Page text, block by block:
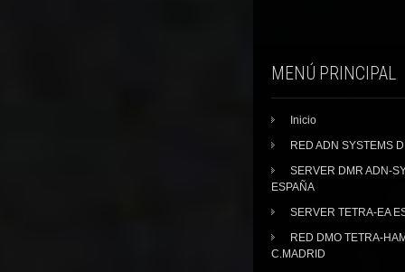
MENÚ PRINCIPAL
Inicio
RED ADN SYSTEMS
SERVER DMR ADN-
ESPAÑA
SERVER TETRA-EA
RED DMO TETRA-
C.MADRID